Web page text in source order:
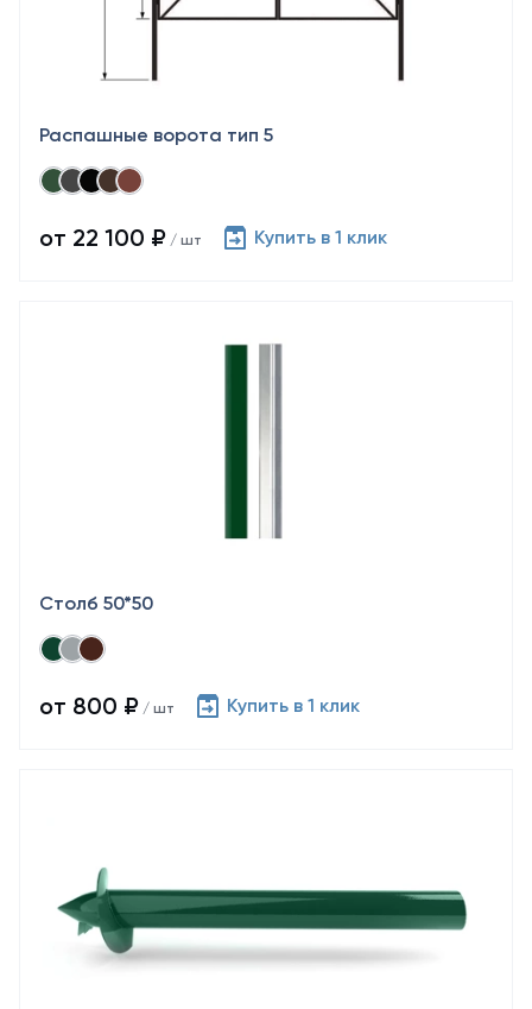
Распашные ворота тип 5
от 22 100 ₽ / шт Купить в 1 клик
Столб 50*50
от 800 ₽ / шт Купить в 1 клик